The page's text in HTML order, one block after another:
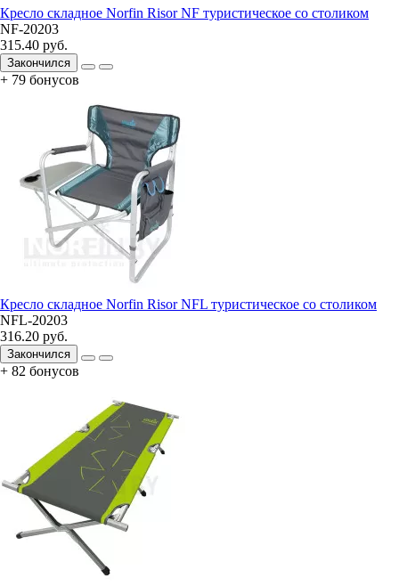
Кресло складное Norfin Risor NF туристическое со столиком
NF-20203
315.40 руб.
Закончился
+ 79 бонусов
Кресло складное Norfin Risor NFL туристическое со столиком
NFL-20203
316.20 руб.
Закончился
+ 82 бонусов